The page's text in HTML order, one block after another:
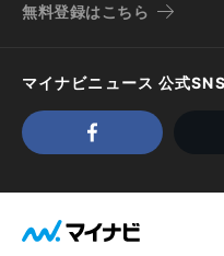
無料登録はこちら
マイナビニュース 公式SNS